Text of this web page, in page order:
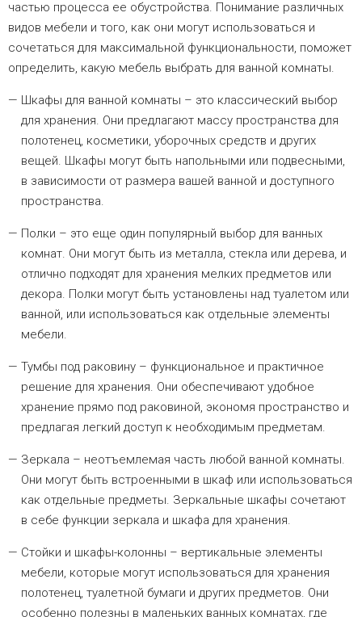
частью процесса ее обустройства. Понимание различных
видов мебели и того, как они могут использоваться и
сочетаться для максимальной функциональности, поможет
определить, какую мебель выбрать для ванной комнаты.
Шкафы для ванной комнаты – это классический выбор
для хранения. Они предлагают массу пространства для
полотенец, косметики, уборочных средств и других
вещей. Шкафы могут быть напольными или подвесными,
в зависимости от размера вашей ванной и доступного
пространства.
Полки – это еще один популярный выбор для ванных
комнат. Они могут быть из металла, стекла или дерева, и
отлично подходят для хранения мелких предметов или
декора. Полки могут быть установлены над туалетом или
ванной, или использоваться как отдельные элементы
мебели.
Тумбы под раковину – функциональное и практичное
решение для хранения. Они обеспечивают удобное
хранение прямо под раковиной, экономя пространство и
предлагая легкий доступ к необходимым предметам.
Зеркала – неотъемлемая часть любой ванной комнаты.
Они могут быть встроенными в шкаф или использоваться
как отдельные предметы. Зеркальные шкафы сочетают
в себе функции зеркала и шкафа для хранения.
Стойки и шкафы-колонны – вертикальные элементы
мебели, которые могут использоваться для хранения
полотенец, туалетной бумаги и других предметов. Они
особенно полезны в маленьких ванных комнатах, где